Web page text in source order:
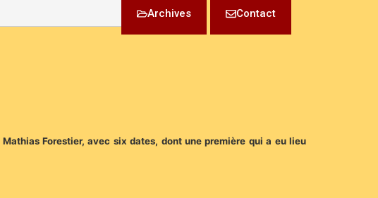
Archives Contact
Forestier, avec six dates, dont une première qui a eu lieu